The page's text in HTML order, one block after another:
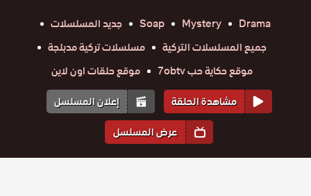
Drama
Mystery
Soap
جديد المسلسلات
جميع المسلسلات التركية
مسلسلات تركية مدبلجة
موقع حكاية حب 7obtv
موقع حلقات اون لاين
مشاهدة الحلقة
إعلان المسلسل
عرض المسلسل